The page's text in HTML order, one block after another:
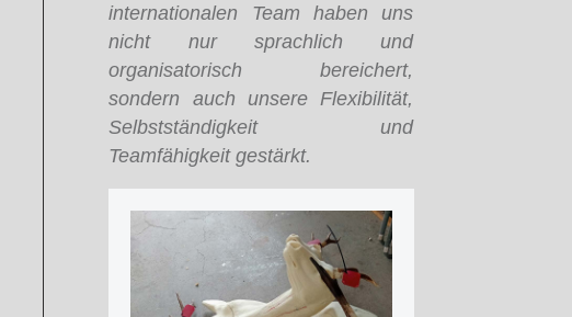
internationalen Team haben uns
nicht nur sprachlich und
organisatorisch bereichert,
sondern auch unsere Flexibilität,
Selbstständigkeit und
Teamfähigkeit gestärkt.